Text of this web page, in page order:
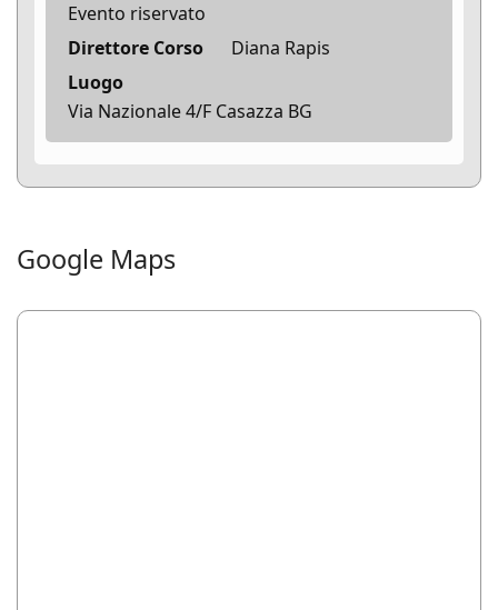
Evento riservato
Direttore Corso
Diana Rapis
Luogo
Via Nazionale 4/F Casazza BG
Google Maps